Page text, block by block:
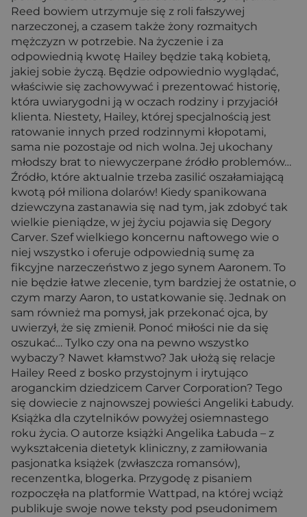
Reed bowiem utrzymuje się z roli fałszywej
narzeczonej, a czasem także żony rozmaitych
mężczyzn w potrzebie. Na życzenie i za
odpowiednią kwotę Hailey będzie taką kobietą,
jakiej sobie życzą. Będzie odpowiednio wyglądać,
właściwie się zachowywać i prezentować historię,
która uwiarygodni ją w oczach rodziny i przyjaciół
klienta. Niestety, Hailey, której specjalnością jest
ratowanie innych przed rodzinnymi kłopotami,
sama nie pozostaje od nich wolna. Jej ukochany
młodszy brat to niewyczerpane źródło problemów…
Źródło, które aktualnie trzeba zasilić oszałamiającą
kwotą pół miliona dolarów! Kiedy spanikowana
dziewczyna zastanawia się nad tym, jak zdobyć tak
wielkie pieniądze, w jej życiu pojawia się Degory
Carver. Szef wielkiego koncernu naftowego wie o
niej wszystko i oferuje odpowiednią sumę za
fikcyjne narzeczeństwo z jego synem Aaronem. To
nie będzie łatwe zlecenie, tym bardziej że ostatnie, o
czym marzy Aaron, to ustatkowanie się. Jednak on
sam również ma pomysł, jak przekonać ojca, by
uwierzył, że się zmienił. Ponoć miłości nie da się
oszukać… Tylko czy ona na pewno wszystko
wybaczy? Nawet kłamstwo? Jak ułożą się relacje
Hailey Reed z bosko przystojnym i irytująco
aroganckim dziedzicem Carver Corporation? Tego
się dowiecie z najnowszej powieści Angeliki Łabudy.
Książka dla czytelników powyżej osiemnastego
roku życia. O autorze książki Angelika Łabuda – z
wykształcenia dietetyk kliniczny, z zamiłowania
pasjonatka książek (zwłaszcza romansów),
recenzentka, blogerka. Przygodę z pisaniem
rozpoczęła na platformie Wattpad, na której wciąż
publikuje swoje nowe teksty pod pseudonimem